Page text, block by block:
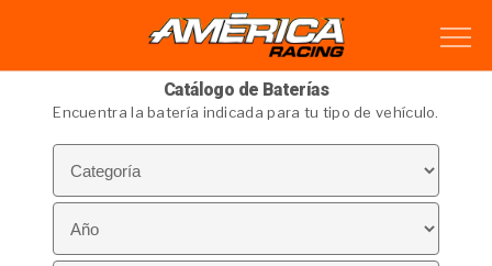
Catálogo de Baterías
Encuentra la batería indicada para tu tipo de vehículo.